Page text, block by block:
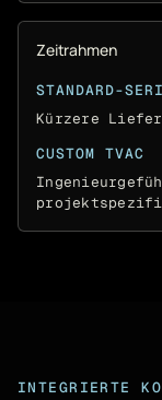
Zeitrahmen
STANDARD-
Kürzere
CUSTOM TVAC
INTEGRIERTE